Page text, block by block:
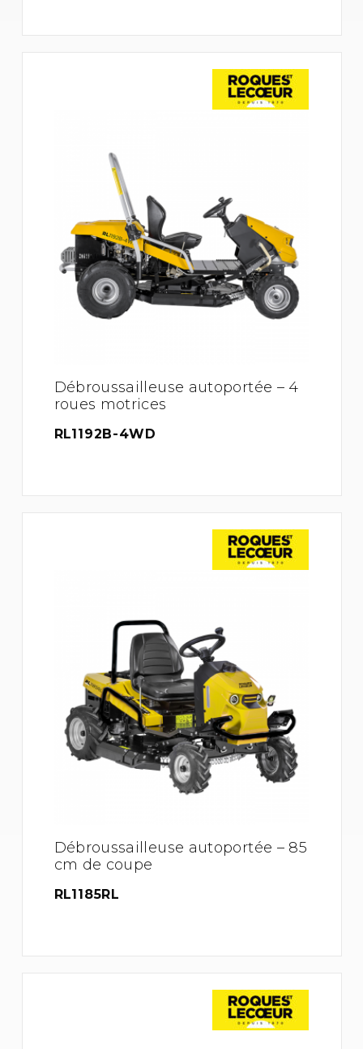
Débroussailleuse autoportée – 4
roues motrices
RL1192B-4WD
Débroussailleuse autoportée – 85
cm de coupe
RL1185RL